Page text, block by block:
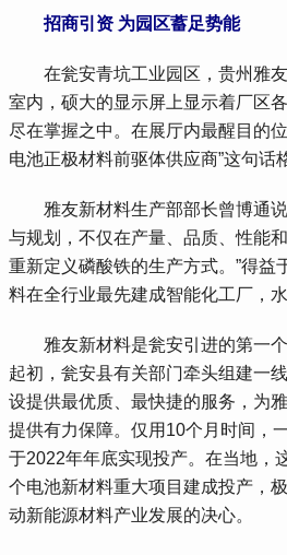
招商引资 为园区蓄足势能
在瓮安青坑工业园区，贵州雅友
室内，硕大的显示屏上显示着厂区
尽在掌握之中。在展厅内最醒目的
电池正极材料前驱体供应商”这句话
雅友新材料生产部部长曾博通说
与规划，不仅在产量、品质、性能
重新定义磷酸铁的生产方式。”得益
料在全行业最先建成智能化工厂，
雅友新材料是瓮安引进的第一个
起初，瓮安县有关部门牵头组建一
设提供最优质、最快捷的服务，为
提供有力保障。仅用10个月时间，
于2022年年底实现投产。在当地，
个电池新材料重大项目建成投产，
动新能源材料产业发展的决心。